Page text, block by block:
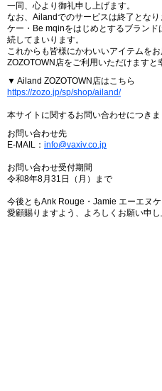
一同、心より御礼申し上げます。
なお、Ailandでのサービスは終了とな
ケー・Be mqinをはじめとするブラン
続してまいります。
これからも皆様にかわいいアイテムを
ZOZOTOWN店をご利用いただけますと
▼ Ailand ZOZOTOWN店はこちら
https://zozo.jp/sp/shop/ailand/
本サイトに関するお問い合わせにつき
お問い合わせ先
E-MAIL： info@vaxiv.co.jp
お問い合わせ受付期間
令和8年8月31日（月）まで
今後ともAnk Rouge・Jamie エーエヌ
愛顧賜りますよう、よろしくお願い申し